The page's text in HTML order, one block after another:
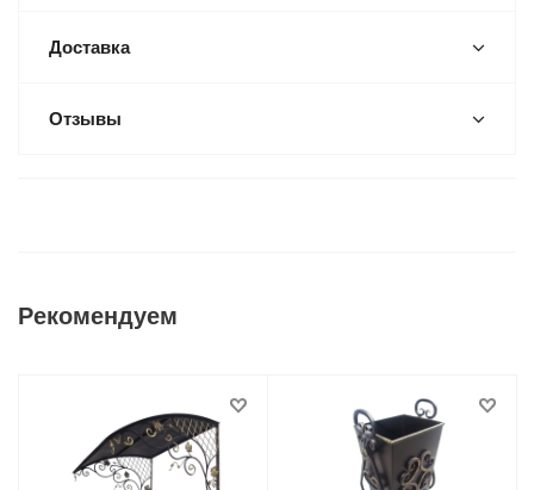
Доставка
Отзывы
Рекомендуем